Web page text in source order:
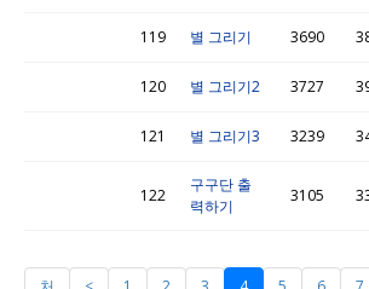
119 별 그리기 3690
120 별 그리기2 3727
121 별 그리기3 3239
122
구구단 출
력하기
3105